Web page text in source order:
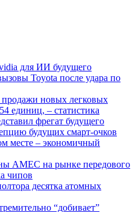
для ИИ будущего
Toyota после удара по
новых легковых
единиц, – статистика
фрегат будущего
будущих смарт-очков
месте – экономичный
AMEC на рынке передового
чипов
десятка атомных
“добивает”